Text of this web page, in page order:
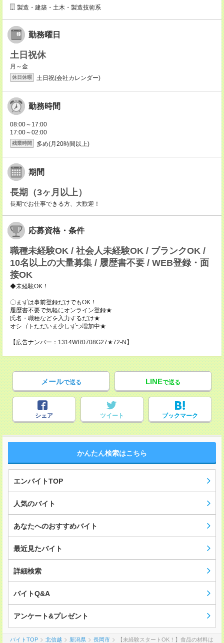
製造・建築・土木・製造技術系
勤務曜日
土日祝休
月～金
休日休暇 土日祝(会社カレンダー)
勤務時間
08:00～17:00
17:00～02:00
残業時間 多め(月20時間以上)
期間
長期（3ヶ月以上）
長期でお仕事できる方、大歓迎！
応募資格・条件
職種未経験OK / 社会人未経験OK / ブランクOK /
10名以上の大量募集 / 履歴書不要 / WEB登録・面
接OK
◆未経験OK！
〇まずは事前登録だけでもOK！
履歴書不要で気軽にオンライン登録★
氏名・職種などを入力するだけ★
オシゴトただいま少しずつ増加中★
【広告ナンバー：1314WR0708G27★72-N】
メールで送る LINEで送る
シェア ツイート ブックマーク
かんたん検索はこちら
エンバイトTOP
人気のバイト
あなたへのおすすめバイト
最近見たバイト
詳細検索
バイトQ&A
アンケート&プレゼント
バイトTOP 北信越 新潟県 長岡市 【未経験スタートOK！】食品の材料は